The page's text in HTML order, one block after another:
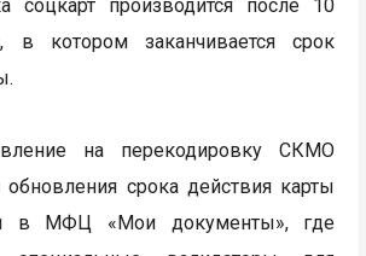
соцкарт производится после 10
в котором заканчивается срок
на перекодировку СКМО
срока действия карты
в МФЦ «Мои документы», где